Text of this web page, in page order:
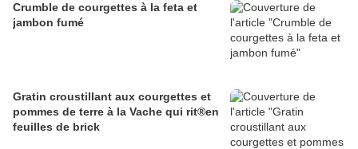
Crumble de courgettes à la feta et
jambon fumé
Gratin croustillant aux courgettes et
pommes de terre à la Vache qui rit®en
feuilles de brick